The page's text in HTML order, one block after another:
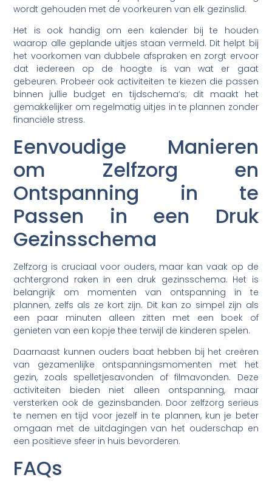
wordt gehouden met de voorkeuren van elk gezinslid.
Het is ook handig om een kalender bij te houden
waarop alle geplande uitjes staan vermeld. Dit helpt bij
het voorkomen van dubbele afspraken en zorgt ervoor
dat iedereen op de hoogte is van wat er gaat
gebeuren. Probeer ook activiteiten te kiezen die passen
binnen jullie budget en tijdschema’s; dit maakt het
gemakkelijker om regelmatig uitjes in te plannen zonder
financiële stress.
Eenvoudige Manieren
om Zelfzorg en
Ontspanning in te
Passen in een Druk
Gezinsschema
Zelfzorg is cruciaal voor ouders, maar kan vaak op de
achtergrond raken in een druk gezinsschema. Het is
belangrijk om momenten van ontspanning in te
plannen, zelfs als ze kort zijn. Dit kan zo simpel zijn als
een paar minuten alleen zitten met een boek of
genieten van een kopje thee terwijl de kinderen spelen.
Daarnaast kunnen ouders baat hebben bij het creëren
van gezamenlijke ontspanningsmomenten met het
gezin, zoals spelletjesavonden of filmavonden. Deze
activiteiten bieden niet alleen ontspanning, maar
versterken ook de gezinsbanden. Door zelfzorg serieus
te nemen en tijd voor jezelf in te plannen, kun je beter
omgaan met de uitdagingen van het ouderschap en
een positieve sfeer in huis bevorderen.
FAQs